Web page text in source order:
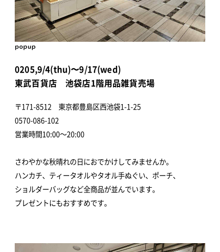
popup
0205,9/4(thu)〜9/17(wed)
東武百貨店 池袋店1階用品雑貨売場
〒171-8512 東京都豊島区西池袋1-1-25
0570-086-102
営業時間10:00～20:00
さわやかな秋晴れの日におでかけしてみませんか。
ハンカチ、ティータオルやタオル手ぬぐい、ポーチ、
ショルダーバッグなど全商品が並んでいます。
プレゼントにもおすすめです。